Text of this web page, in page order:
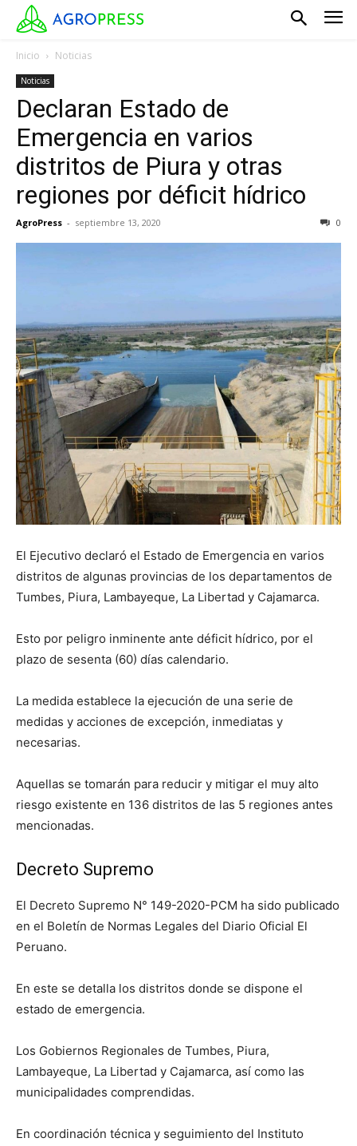
Inicio Noticias
Noticias
Declaran Estado de
Emergencia en varios
distritos de Piura y otras
regiones por déficit hídrico
AgroPress - septiembre 13, 2020 0
El Ejecutivo declaró el Estado de Emergencia en varios
distritos de algunas provincias de los departamentos de
Tumbes, Piura, Lambayeque, La Libertad y Cajamarca.
Esto por peligro inminente ante déficit hídrico, por el
plazo de sesenta (60) días calendario.
La medida establece la ejecución de una serie de
medidas y acciones de excepción, inmediatas y
necesarias.
Aquellas se tomarán para reducir y mitigar el muy alto
riesgo existente en 136 distritos de las 5 regiones antes
mencionadas.
Decreto Supremo
El Decreto Supremo N° 149-2020-PCM ha sido publicado
en el Boletín de Normas Legales del Diario Oficial El
Peruano.
En este se detalla los distritos donde se dispone el
estado de emergencia.
Los Gobiernos Regionales de Tumbes, Piura,
Lambayeque, La Libertad y Cajamarca, así como las
municipalidades comprendidas.
En coordinación técnica y seguimiento del Instituto